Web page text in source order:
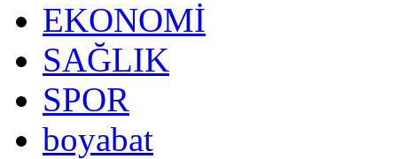
EKONOMİ
SAĞLIK
SPOR
boyabat